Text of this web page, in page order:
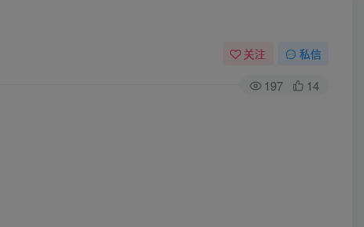
关注 私信
197 14